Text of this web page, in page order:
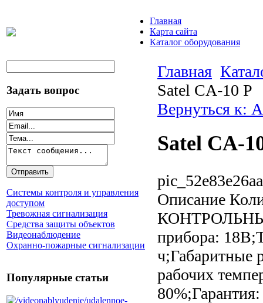
Главная
Карта сайта
Каталог оборудования
Задать вопрос
Системы контроля и управления
доступом
Тревожная сигнализация
Средства защиты объектов
Видеонаблюдение
Охранно-пожарные сигнализации
Популярные статьи
Главная
Satel CA-10 P
Вернуться к:
Satel CA-
Описание
прибора:
ч;Габаритные
рабочих